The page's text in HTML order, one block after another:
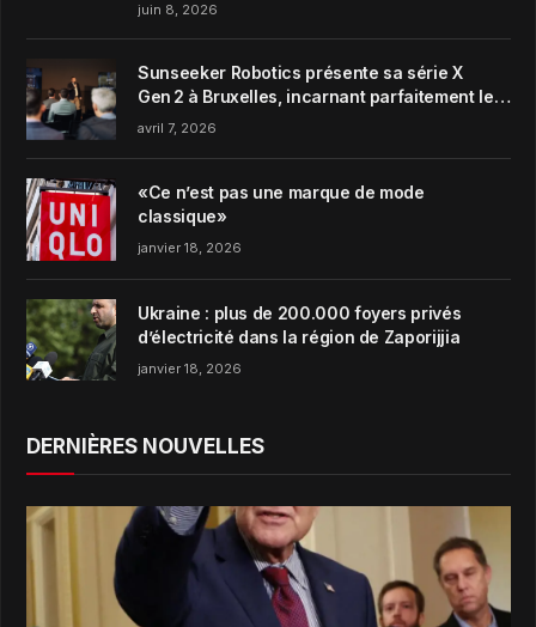
juin 8, 2026
Sunseeker Robotics présente sa série X
Gen 2 à Bruxelles, incarnant parfaitement le
concept de Garden Harmony de la marque
avril 7, 2026
«Ce n’est pas une marque de mode
classique»
janvier 18, 2026
Ukraine : plus de 200.000 foyers privés
d’électricité dans la région de Zaporijjia
janvier 18, 2026
DERNIÈRES NOUVELLES